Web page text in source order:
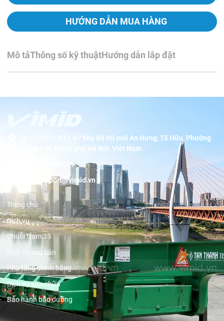
HƯỚNG DẪN MUA HÀNG
Mô tảThông số kỹ thuậtHướng dẫn lắp đặt
BT1-07 khu đô thị mới An Hưng, Tố Hữu, Phường
Dương Nội, thành phố Hà Nội, Việt Nam
19001089
support@vimid.vn
Trang chủ
Dịch vụ
Chuỗi trạm 3S
Dịch vụ sau bán
Phụ tùng chính hãng
Dịch vụ sửa chữa
Bảo hành bảo dưỡng